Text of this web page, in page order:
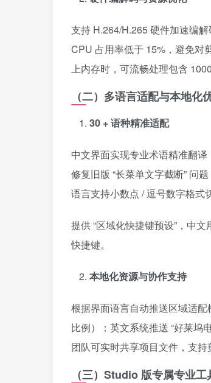
支持 H.264/H.265 硬件加速编
CPU 占用率低于 15%，避免对
上内存时，可流畅处理包含
（二）多语言适配与本地化
30 + 语种精准适配
中文界面实现专业术语精准翻译
修复旧版 “长菜单文字截断” 问
语言支持小数点 / 逗号数字格式
提供 “区域化快捷键预设”，中
快捷键。
本地化资源与协作支持
根据界面语言自动推送区域适配
比例）；英文系统推送 “好莱坞
团队可实时共享项目文件，支持
（三）Studio 版专属专业工